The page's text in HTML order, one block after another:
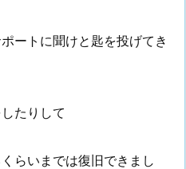
ートに聞けと匙を投げてき
たりして
らいまでは復旧できまし